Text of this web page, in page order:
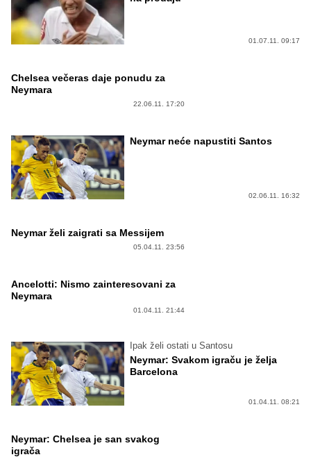
01.07.11. 09:17
Chelsea večeras daje ponudu za
Neymara
22.06.11. 17:20
Neymar neće napustiti Santos
02.06.11. 16:32
Neymar želi zaigrati sa Messijem
05.04.11. 23:56
Ancelotti: Nismo zainteresovani za
Neymara
01.04.11. 21:44
Ipak želi ostati u Santosu
Neymar: Svakom igraču je želja
Barcelona
01.04.11. 08:21
Neymar: Chelsea je san svakog
igrača